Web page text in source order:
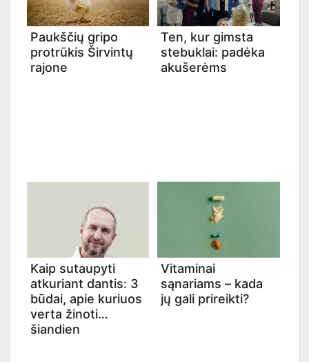
Paukščių gripo
protrūkis Širvintų
rajone
Ten, kur gimsta
stebuklai: padėka
akušerėms
Kaip sutaupyti
atkuriant dantis: 3
būdai, apie kuriuos
verta žinoti
šiandien
Vitaminai
sąnariams – kada
jų gali prireikti?